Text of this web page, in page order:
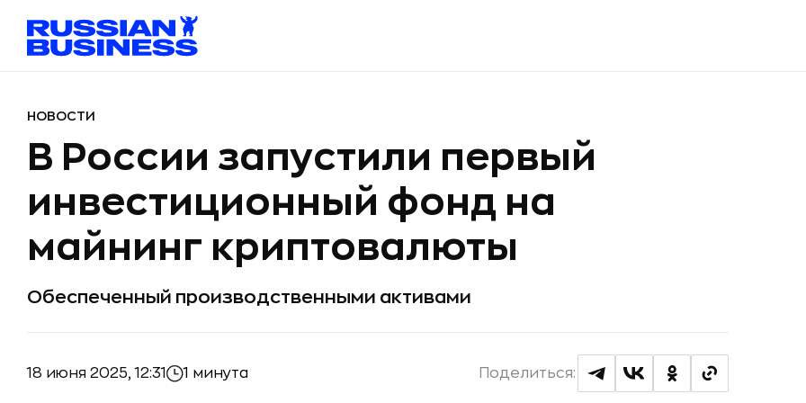
НОВОСТИ
В России запустили первый
инвестиционный фонд на
майнинг криптовалюты
Обеспеченный производственными активами
18 июня 2025, 12:31 1 минута Поделиться: